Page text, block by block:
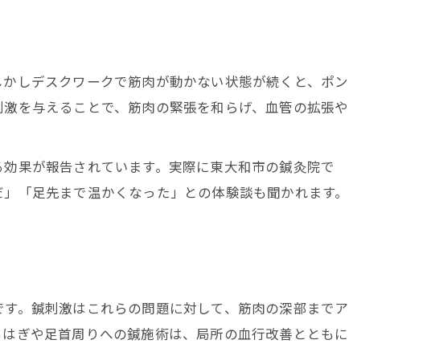
ーチ
しデスクワークで筋肉が動かない状態が続くと、ポン
を与えることで、筋肉の緊張を和らげ、血管の拡張や
果が報告されています。実際に東大和市の鍼灸院で
「足先まで温かくなった」との体験談も聞かれます。
。鍼刺激はこれらの問題に対して、筋肉の深部までア
ぎや足首周りへの鍼施術は、局所の血行改善とともに